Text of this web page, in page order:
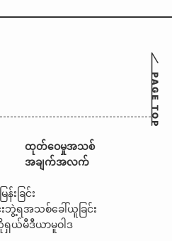
ထုတ်ဝေမှုအသစ်
အချက်အလက်
န်းခြင်း
ဘွဲ့ရအသစ်ခေါ်ယူခြင်း
ယ်မီဒီယာမူဝါဒ